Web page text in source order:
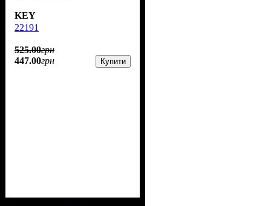
KEY
22191
525.00грн
447.00грн Купити